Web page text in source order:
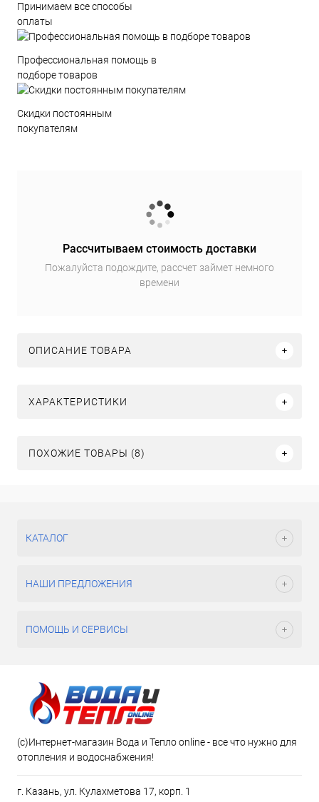
Принимаем все способы
оплаты
Профессиональная помощь в
подборе товаров
Скидки постоянным
покупателям
Рассчитываем стоимость доставки
Пожалуйста подождите, рассчет займет немного
времени
ОПИСАНИЕ ТОВАРА
ХАРАКТЕРИСТИКИ
ПОХОЖИЕ ТОВАРЫ (8)
КАТАЛОГ
НАШИ ПРЕДЛОЖЕНИЯ
ПОМОЩЬ И СЕРВИСЫ
(c)Интернет-магазин Вода и Тепло online - все что нужно для
отопления и водоснабжения!
г. Казань, ул. Кулахметова 17, корп. 1